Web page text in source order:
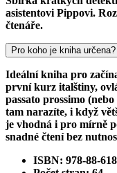
asistentovi Pippovi.
čtenáře.
Pro koho je kniha určena?
Ideální kniha pro
první kurz italštiny,
passato prossimo
tam narazíte, i když
je vhodná i pro mírně
snadné čtení bez
ISBN: 978-88-